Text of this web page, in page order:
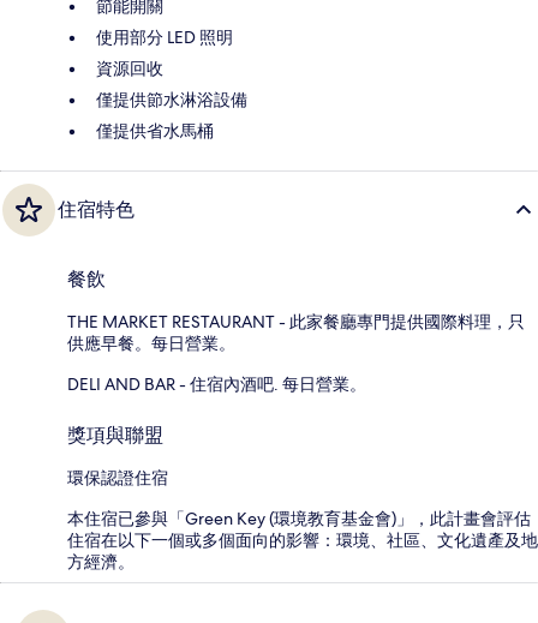
節能開關
使用部分 LED 照明
資源回收
僅提供節水淋浴設備
僅提供省水馬桶
住宿特色
餐飲
THE MARKET RESTAURANT - 此家餐廳專門提供國際料理，只
供應早餐。每日營業。
DELI AND BAR - 住宿內酒吧. 每日營業。
獎項與聯盟
環保認證住宿
本住宿已參與「Green Key (環境教育基金會)」，此計畫會評估
住宿在以下一個或多個面向的影響：環境、社區、文化遺產及地
方經濟。